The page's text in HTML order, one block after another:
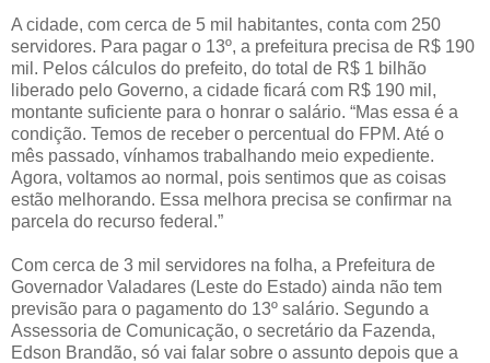
A cidade, com cerca de 5 mil habitantes, conta com 250
servidores. Para pagar o 13º, a prefeitura precisa de R$ 190
mil. Pelos cálculos do prefeito, do total de R$ 1 bilhão
liberado pelo Governo, a cidade ficará com R$ 190 mil,
montante suficiente para o honrar o salário. “Mas essa é a
condição. Temos de receber o percentual do FPM. Até o
mês passado, vínhamos trabalhando meio expediente.
Agora, voltamos ao normal, pois sentimos que as coisas
estão melhorando. Essa melhora precisa se confirmar na
parcela do recurso federal.”
Com cerca de 3 mil servidores na folha, a Prefeitura de
Governador Valadares (Leste do Estado) ainda não tem
previsão para o pagamento do 13º salário. Segundo a
Assessoria de Comunicação, o secretário da Fazenda,
Edson Brandão, só vai falar sobre o assunto depois que a